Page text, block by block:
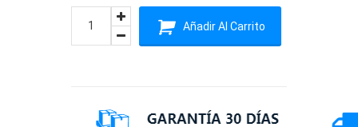
Añadir Al Carrito